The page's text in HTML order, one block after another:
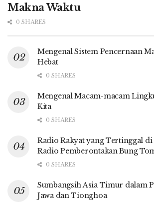
Makna Waktu
0 SHARES
Mengenal Sistem Pencernaan
Hebat
0 SHARES
Mengenal Macam-macam
Kita
0 SHARES
Radio Rakyat yang Tertinggal
Radio Pemberontakan Bung
0 SHARES
Sumbangsih Asia Timur dalam
Jawa dan Tionghoa